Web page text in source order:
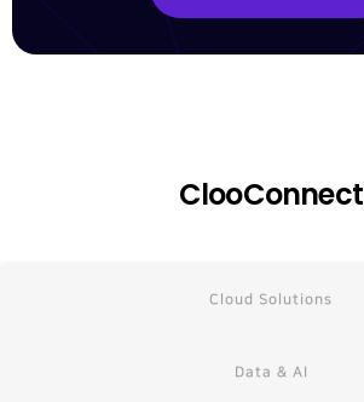
ClooConnect
Cloud Solutions
Data & AI